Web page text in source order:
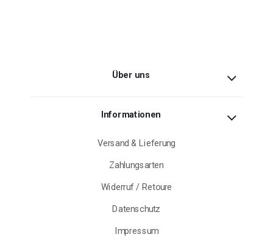
Über uns
Informationen
Versand & Lieferung
Zahlungsarten
Widerruf / Retoure
Datenschutz
Impressum